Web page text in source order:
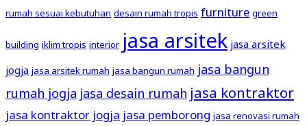
rumah sesuai kebutuhan desain rumah tropis furniture green
building iklim tropis interior jasa arsitek jasa arsitek
jogja jasa arsitek rumah jasa bangun rumah jasa bangun
rumah jogja jasa desain rumah jasa kontraktor
jasa kontraktor jogja jasa pemborong jasa renovasi rumah